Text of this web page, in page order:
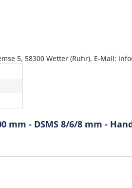
5, 58300 Wetter (Ruhr), E-Mail:
mm - DSMS 8/6/8 mm -